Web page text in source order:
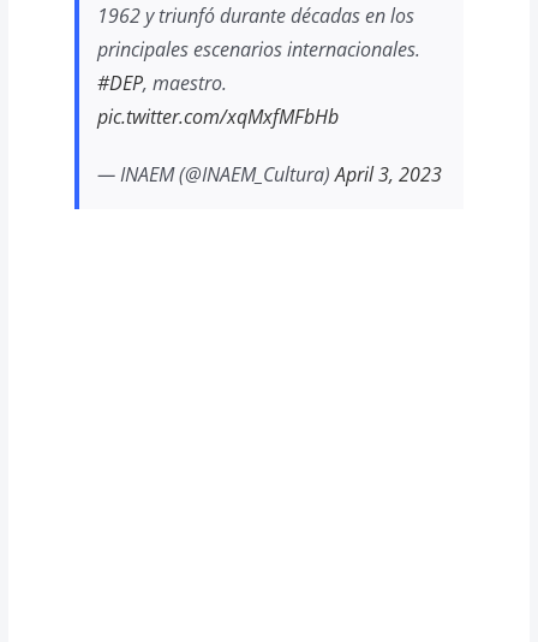
1962 y triunfó durante décadas en los
principales escenarios internacionales.
#DEP, maestro.
pic.twitter.com/xqMxfMFbHb
— INAEM (@INAEM_Cultura)April 3, 2023